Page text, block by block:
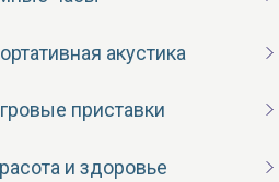
акустика
приставки
и здоровье